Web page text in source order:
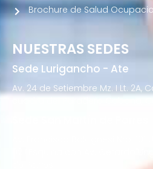
NUESTRAS SEDES
Sede Lurigancho - Ate
Av. 24 de Setiembre Mz. I Lt. 2A,
cuadra del Paradero Cabana,
Av. Francisco Bolognesi Nro.
02 (Esquina con Av. Gerardo
Brochure de Salud